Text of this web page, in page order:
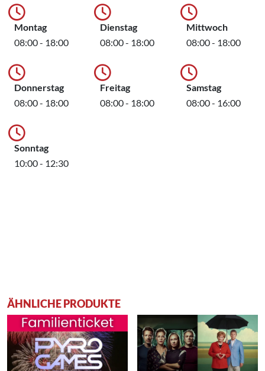
Montag
08:00 - 18:00
Dienstag
08:00 - 18:00
Mittwoch
08:00 - 18:00
Donnerstag
08:00 - 18:00
Freitag
08:00 - 18:00
Samstag
08:00 - 16:00
Sonntag
10:00 - 12:30
ÄHNLICHE PRODUKTE